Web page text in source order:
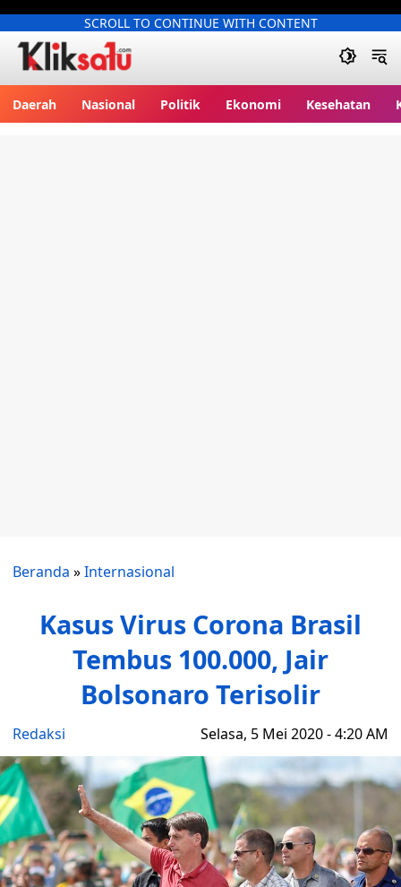
SCROLL TO CONTINUE WITH CONTENT
Daerah Nasional Politik Ekonomi Kesehatan
Beranda »Internasional
Kasus Virus Corona Brasil
Tembus 100.000, Jair
Bolsonaro Terisolir
Redaksi Selasa, 5 Mei 2020 - 4:20 AM